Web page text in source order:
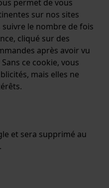
permet de vous
sur nos sites
le nombre de fois
cliqué sur des
après avoir vu
ce cookie, vous
mais elles ne
et sera supprimé au